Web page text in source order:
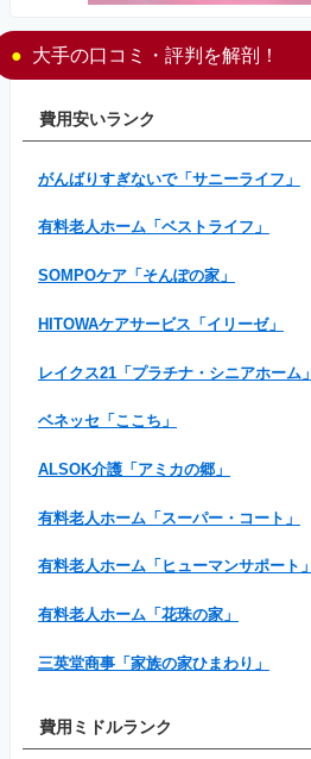
大手の口コミ・評判を解剖！
費用安いランク
がんばりすぎないで「サニーライフ」
有料老人ホーム「ベストライフ」
SOMPOケア「そんぽの家」
HITOWAケアサービス「イリーゼ」
レイクス21「プラチナ・シニアホーム」
ベネッセ「ここち」
ALSOK介護「アミカの郷」
有料老人ホーム「スーパー・コート」
有料老人ホーム「ヒューマンサポート」
有料老人ホーム「花珠の家」
三英堂商事「家族の家ひまわり」
費用ミドルランク